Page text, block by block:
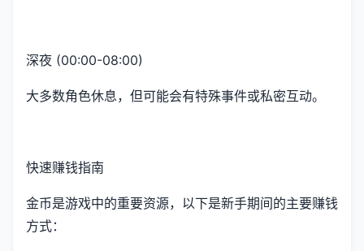
深夜 (00:00-08:00)
大多数角色休息，但可能会有特殊事件或私密互动。
快速赚钱指南
金币是游戏中的重要资源，以下是新手期间的主要赚钱
方式：